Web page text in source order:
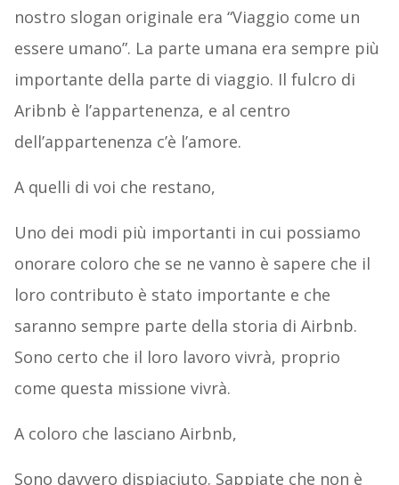
nostro slogan originale era “Viaggio come un
essere umano”. La parte umana era sempre più
importante della parte di viaggio. Il fulcro di
Aribnb è l’appartenenza, e al centro
dell’appartenenza c’è l’amore.
A quelli di voi che restano,
Uno dei modi più importanti in cui possiamo
onorare coloro che se ne vanno è sapere che il
loro contributo è stato importante e che
saranno sempre parte della storia di Airbnb.
Sono certo che il loro lavoro vivrà, proprio
come questa missione vivrà.
A coloro che lasciano Airbnb,
Sono davvero dispiaciuto. Sappiate che non è